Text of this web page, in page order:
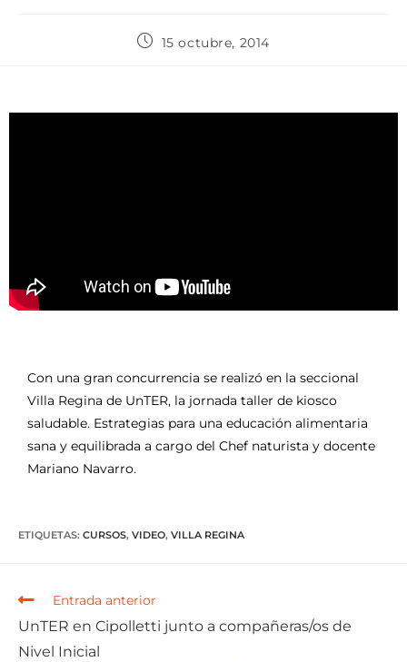
15 octubre, 2014
Con una gran concurrencia se realizó en la seccional
Villa Regina de UnTER, la jornada taller de kiosco
saludable. Estrategias para una educación alimentaria
sana y equilibrada a cargo del Chef naturista y docente
Mariano Navarro.
ETIQUETAS: CURSOS, VIDEO, VILLA REGINA
Entrada anterior
UnTER en Cipolletti junto a compañeras/os de
Nivel Inicial